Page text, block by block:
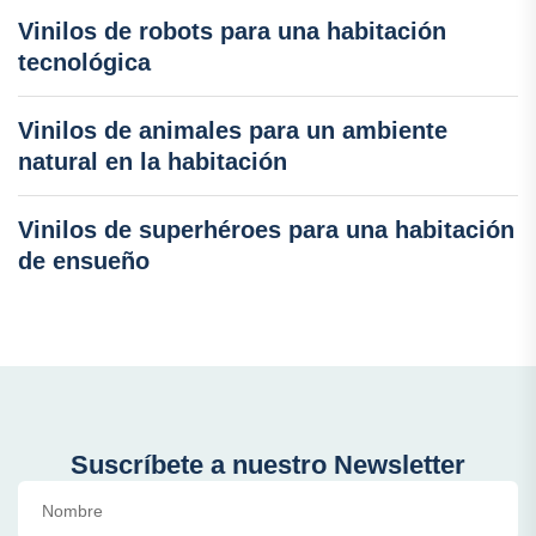
Vinilos de robots para una habitación
tecnológica
Vinilos de animales para un ambiente
natural en la habitación
Vinilos de superhéroes para una habitación
de ensueño
Suscríbete a nuestro Newsletter